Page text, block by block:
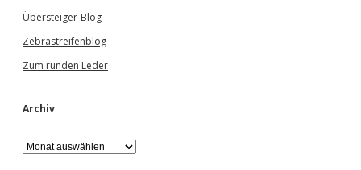
Übersteiger-Blog
Zebrastreifenblog
Zum runden Leder
Archiv
A
r